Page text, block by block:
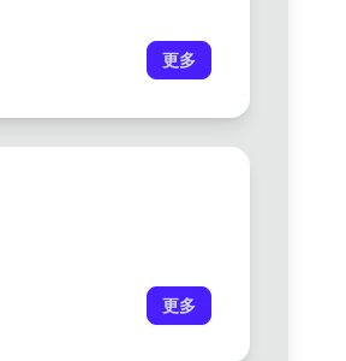
更多
更多